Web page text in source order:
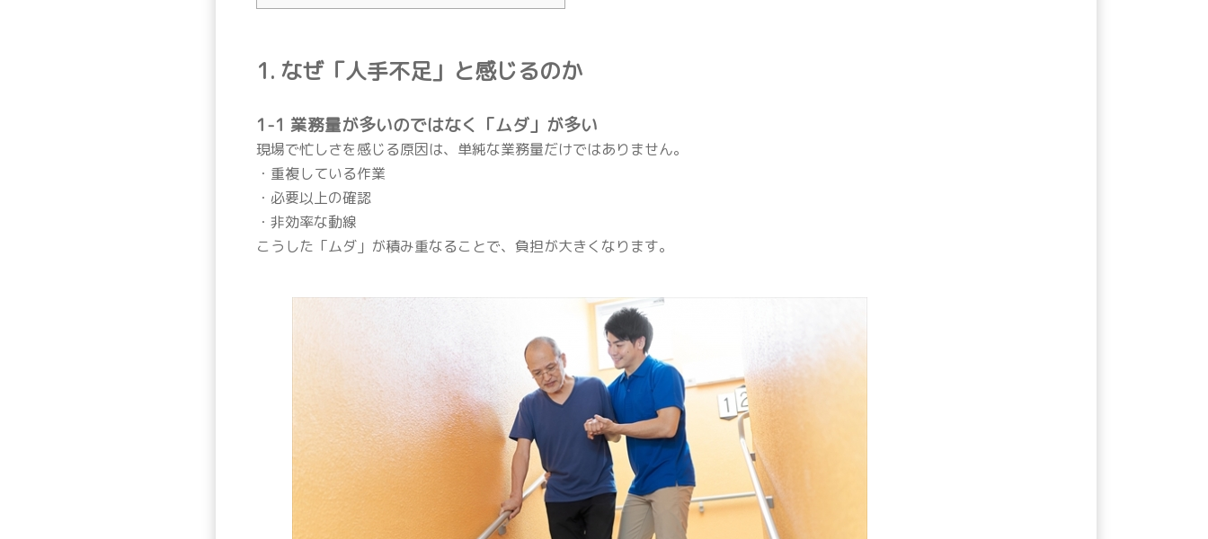
1. なぜ「人手不足」と感じるのか
1-1 業務量が多いのではなく「ムダ」が多い
現場で忙しさを感じる原因は、単純な業務量だけではありません。
・重複している作業
・必要以上の確認
・非効率な動線
こうした「ムダ」が積み重なることで、負担が大きくなります。